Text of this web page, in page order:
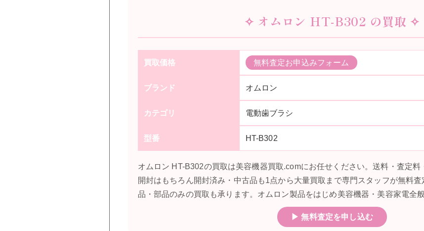
✧ オムロン HT-B302 の買取 ✧
買取価格 無料査定お申込みフォーム
ブランド オムロン
カテゴリ 電動歯ブラシ
型番 HT-B302
オムロン HT-B302の買取は美容機器買取.comにお任せください。送料・査定
開封はもちろん開封済み・中古品も1点から大量買取まで専門スタッフが無料
品・部品のみの買取も承ります。オムロン製品をはじめ美容機器・美容家電全
▶ 無料査定を申し込む